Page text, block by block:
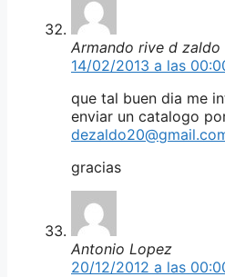
Armando rive d zaldo
14/02/2013 a las
que tal buen dia me
enviar un catalogo
gracias
Antonio Lopez
20/12/2012 a las